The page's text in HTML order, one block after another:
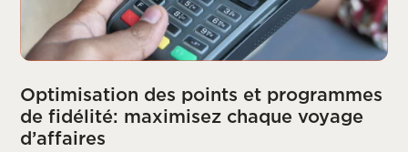
Optimisation des points et programmes
de fidélité: maximisez chaque voyage
d’affaires